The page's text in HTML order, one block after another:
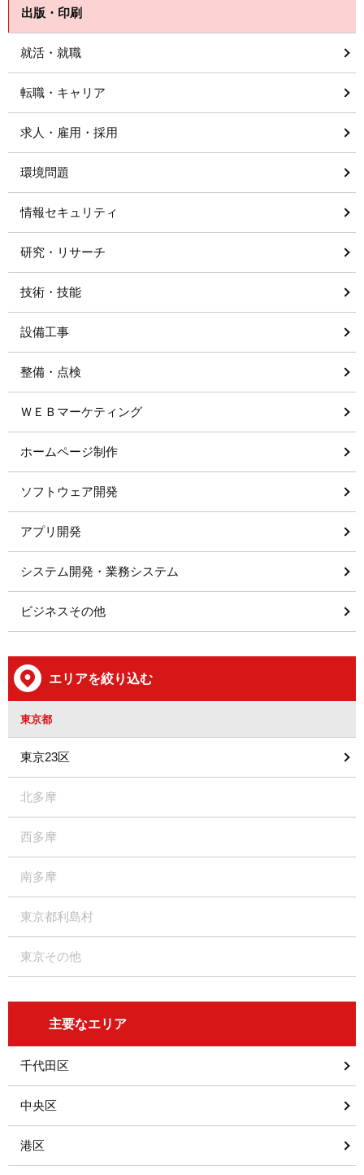
出版・印刷
就活・就職
転職・キャリア
求人・雇用・採用
環境問題
情報セキュリティ
研究・リサーチ
技術・技能
設備工事
整備・点検
ＷＥＢマーケティング
ホームページ制作
ソフトウェア開発
アプリ開発
システム開発・業務システム
ビジネスその他
エリアを絞り込む
東京都
東京23区
北多摩
西多摩
南多摩
東京都利島村
東京その他
主要なエリア
千代田区
中央区
港区